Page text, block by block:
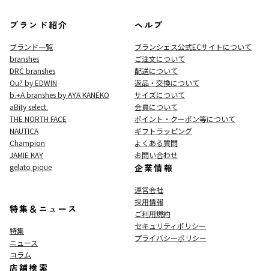
ブランド紹介
ブランド一覧
branshes
DRC branshes
Ou? by EDWIN
b.+A branshes by AYA KANEKO
aBity select.
THE NORTH FACE
NAUTICA
Champion
JAMIE KAY
gelato pique
特集＆ニュース
特集
ニュース
コラム
店舗検索
ヘルプ
ブランシェス公式ECサイトについて
ご注文について
配送について
返品・交換について
サイズについて
会員について
ポイント・クーポン等について
ギフトラッピング
よくある質問
お問い合わせ
企業情報
運営会社
採用情報
ご利用規約
セキュリティポリシー
プライバシーポリシー